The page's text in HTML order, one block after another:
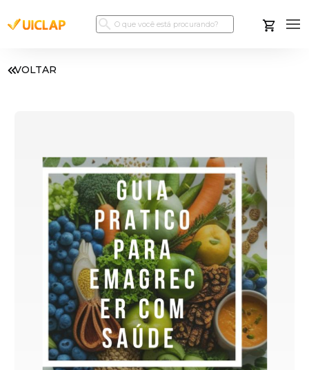
VOLTAR